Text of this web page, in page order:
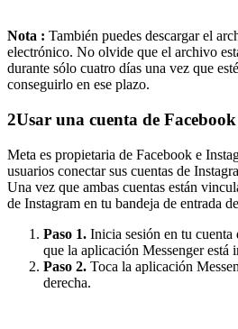
Nota : También puedes descargar el
electrónico. No olvide que el archivo
durante sólo cuatro días una vez que
conseguirlo en ese plazo.
2Usar una cuenta de
Meta es propietaria de Facebook e
usuarios conectar sus cuentas de
Una vez que ambas cuentas están
de Instagram en tu bandeja de entrada
Paso 1. Inicia sesión en tu cuenta
que la aplicación Messenger está
Paso 2. Toca la aplicación
derecha.